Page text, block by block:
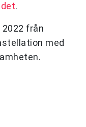
.
från
med